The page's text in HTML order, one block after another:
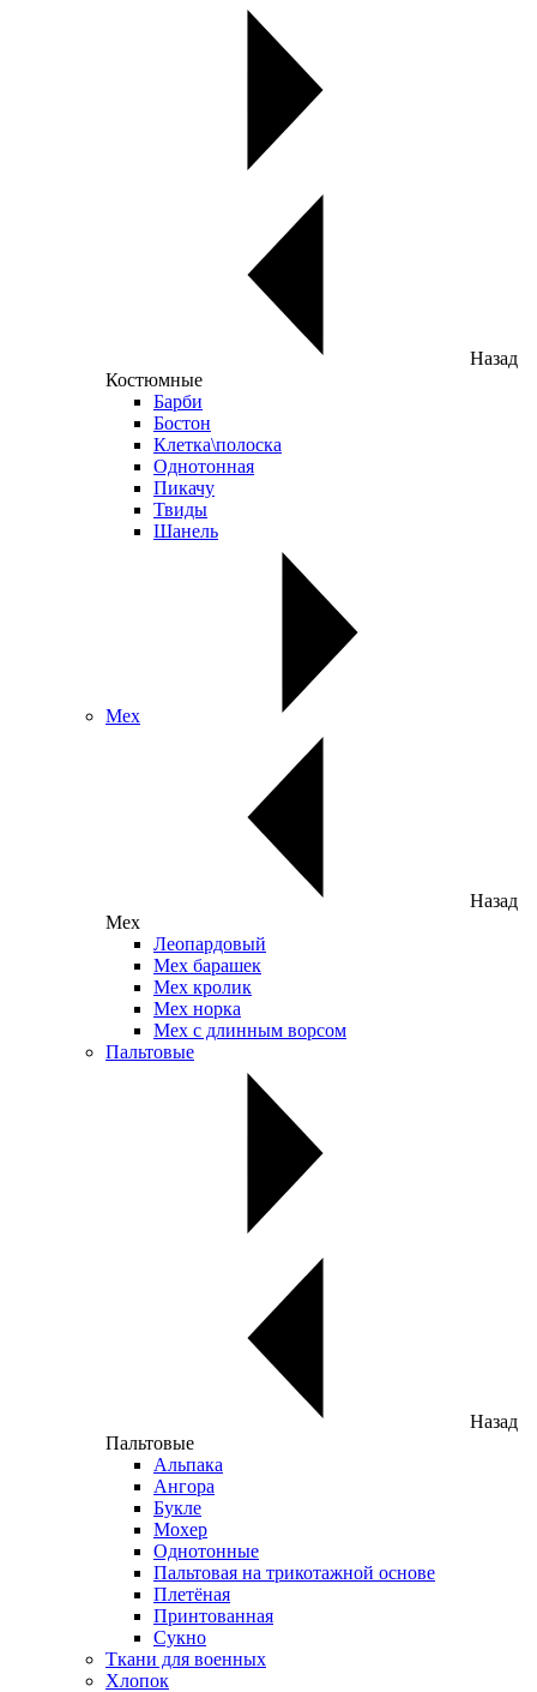
Назад
Костюмные
Барби
Бостон
Клетка\полоска
Однотонная
Пикачу
Твиды
Шанель
Мех
Назад
Мех
Леопардовый
Мех барашек
Мех кролик
Мех норка
Мех с длинным ворсом
Пальтовые
Назад
Пальтовые
Альпака
Ангора
Букле
Мохер
Однотонные
Пальтовая на трикотажной основе
Плетёная
Принтованная
Сукно
Ткани для военных
Хлопок